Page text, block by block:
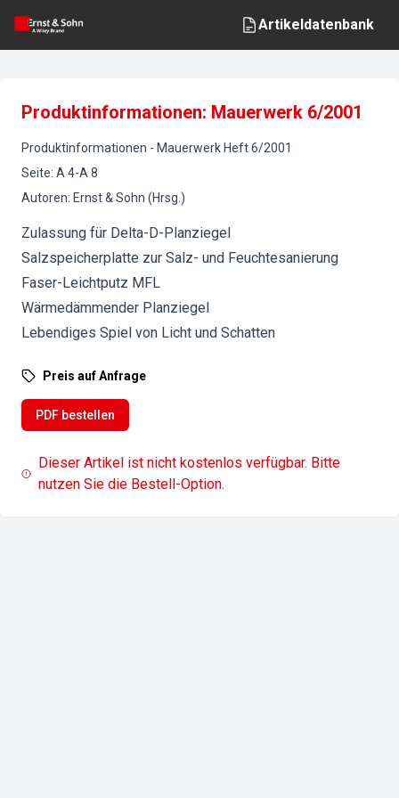
Artikeldatenbank
Produktinformationen: Mauerwerk 6/2001
Produktinformationen - Mauerwerk Heft6/2001
Seite: A 4-A 8
Autoren: Ernst & Sohn (Hrsg.)
Zulassung für Delta-D-Planziegel
Salzspeicherplatte zur Salz- und Feuchtesanierung
Faser-Leichtputz MFL
Wärmedämmender Planziegel
Lebendiges Spiel von Licht und Schatten
Preis auf Anfrage
PDF bestellen
Dieser Artikel ist nicht kostenlos verfügbar. Bitte
nutzen Sie die Bestell-Option.